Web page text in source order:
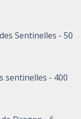
Sentinelles - 50
sentinelles - 400